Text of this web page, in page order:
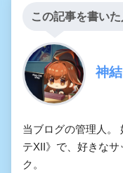
この記事を書いた
神結
当ブログの管理人。
テXII》で、好きな
ク。